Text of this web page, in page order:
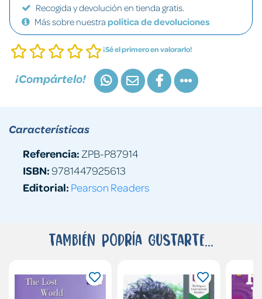
Recogida y devolución en tienda gratis.
Más sobre nuestra política de devoluciones
¡Sé el primero en valorarlo!
¡Compártelo!
Características
Referencia: ZPB-P87914
ISBN:9781447925613
Editorial: Pearson Readers
También podría gustarte...